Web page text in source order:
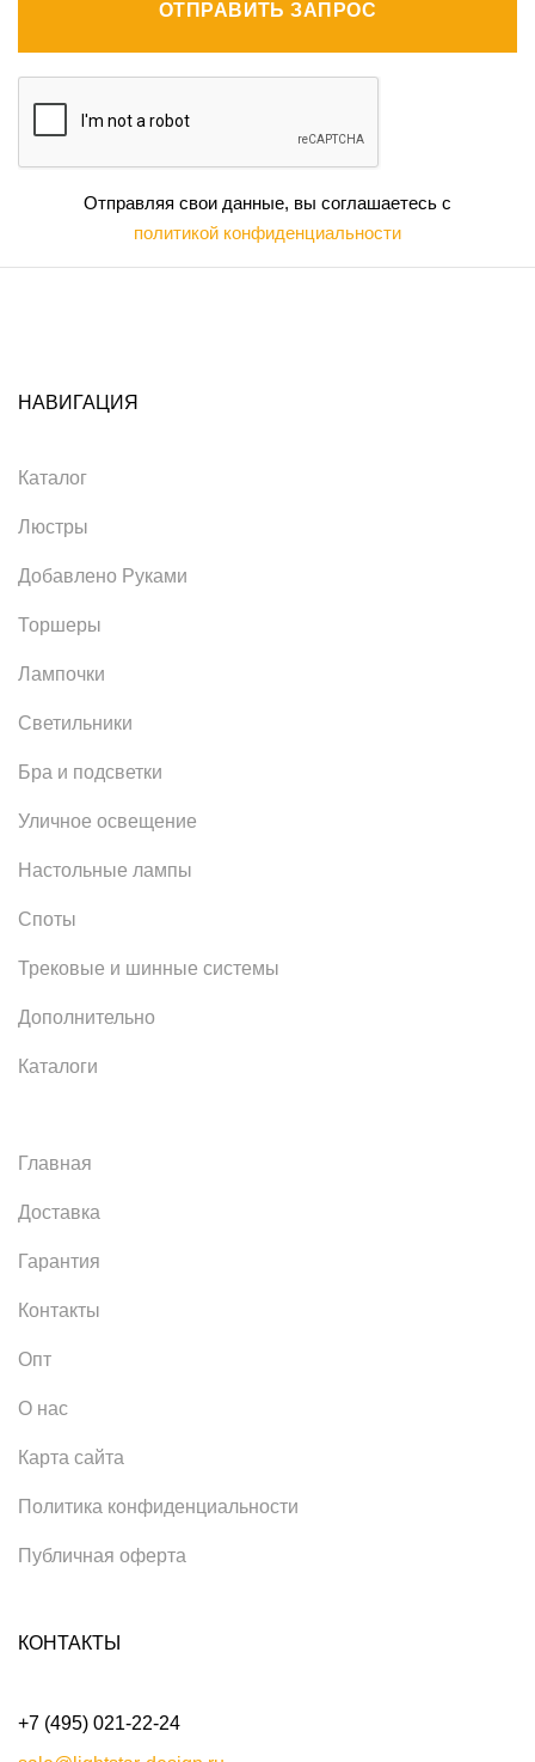
ОТПРАВИТЬ ЗАПРОС
Отправляя свои данные, вы соглашаетесь с
политикой конфиденциальности
НАВИГАЦИЯ
Каталог
Люстры
Добавлено Руками
Торшеры
Лампочки
Светильники
Бра и подсветки
Уличное освещение
Настольные лампы
Споты
Трековые и шинные системы
Дополнительно
Каталоги
Главная
Доставка
Гарантия
Контакты
Опт
О нас
Карта сайта
Политика конфиденциальности
Публичная оферта
КОНТАКТЫ
+7 (495) 021-22-24